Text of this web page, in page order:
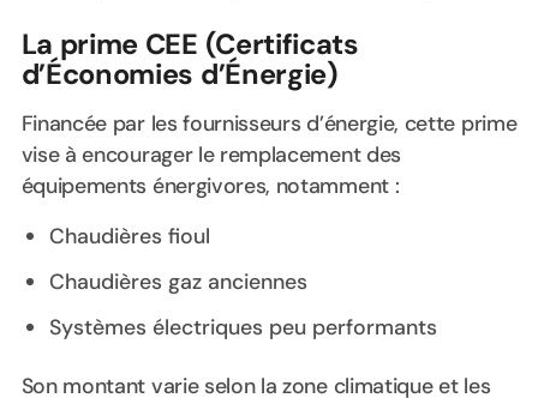
La prime CEE (Certificats
d’Économies d’Énergie)
Financée par les fournisseurs d’énergie, cette prime
vise à encourager le remplacement des
équipements énergivores, notamment :
Chaudières fioul
Chaudières gaz anciennes
Systèmes électriques peu performants
Son montant varie selon la zone climatique et les